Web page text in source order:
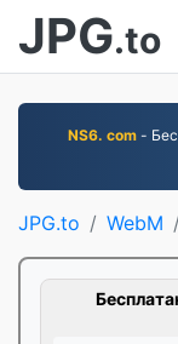
JPG.to
NS6. com -
JPG.to WebM